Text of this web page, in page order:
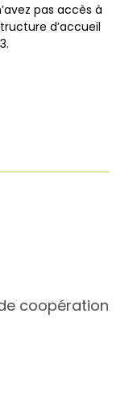
pas accès à
d’accueil
coopération